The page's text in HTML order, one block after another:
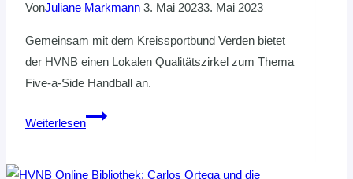
VonJuliane Markmann 3. Mai 20233. Mai 2023
Gemeinsam mit dem Kreissportbund Verden bietet
der HVNB einen Lokalen Qualitätszirkel zum Thema
Five-a-Side Handball an.
Weiterlesen
LOKALER